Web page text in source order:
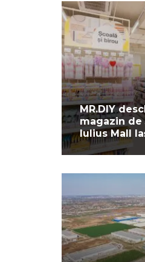
MR.DIY
magazin de
Iulius Mall